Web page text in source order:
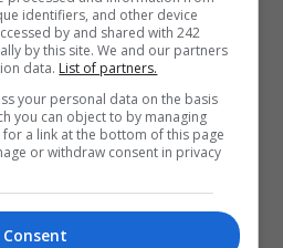
identifiers, and other device
by and shared with 242
by this site. We and our partners
data. List of partners.
your personal data on the basis
you can object to by managing
a link at the bottom of this page
or withdraw consent in privacy
Consent